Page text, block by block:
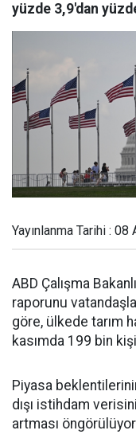
yüzde 3,9'dan
Yayınlanma Tarihi : 08
ABD Çalışma
raporunu
göre, ülkede tarım
kasımda 199 bin
Piyasa
dışı istihdam
artması